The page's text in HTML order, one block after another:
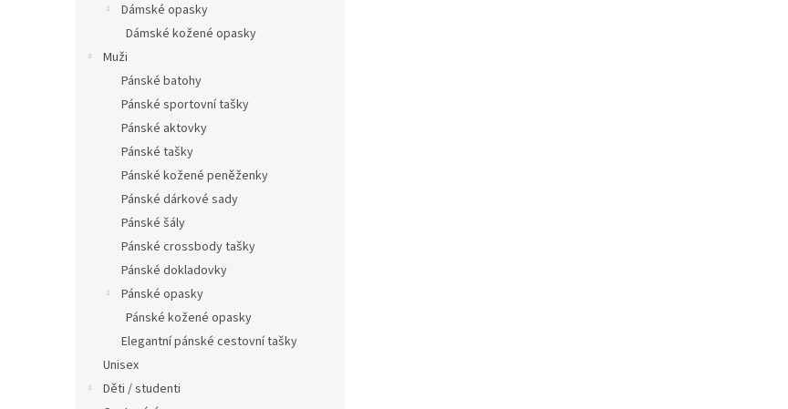
Dámské opasky
Dámské kožené opasky
Muži
Pánské batohy
Pánské sportovní tašky
Pánské aktovky
Pánské tašky
Pánské kožené peněženky
Pánské dárkové sady
Pánské šály
Pánské crossbody tašky
Pánské dokladovky
Pánské opasky
Pánské kožené opasky
Elegantní pánské cestovní tašky
Unisex
Děti / studenti